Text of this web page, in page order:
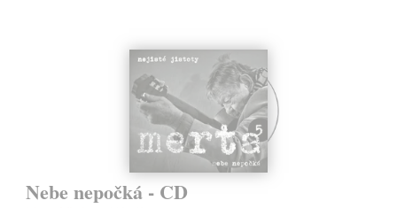
Nebe nepočká - CD